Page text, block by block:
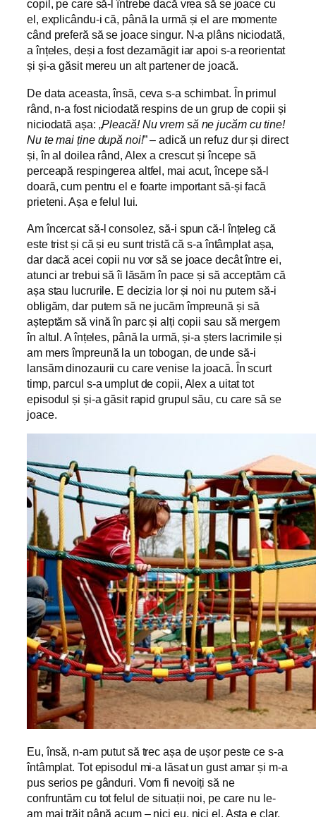
copil, pe care să-l întrebe dacă vrea să se joace cu
el, explicându-i că, până la urmă și el are momente
când preferă să se joace singur. N-a plâns niciodată,
a înțeles, deși a fost dezamăgit iar apoi s-a reorientat
și și-a găsit mereu un alt partener de joacă.
De data aceasta, însă, ceva s-a schimbat. În primul
rând, n-a fost niciodată respins de un grup de copii și
niciodată așa: „Pleacă! Nu vrem să ne jucăm cu tine!
Nu te mai ține după noi!” – adică un refuz dur și direct
și, în al doilea rând, Alex a crescut și începe să
perceapă respingerea altfel, mai acut, începe să-l
doară, cum pentru el e foarte important să-și facă
prieteni. Așa e felul lui.
Am încercat să-l consolez, să-i spun că-l înțeleg că
este trist și că și eu sunt tristă că s-a întâmplat așa,
dar dacă acei copii nu vor să se joace decât între ei,
atunci ar trebui să îi lăsăm în pace și să acceptăm că
așa stau lucrurile. E decizia lor și noi nu putem să-i
obligăm, dar putem să ne jucăm împreună și să
așteptăm să vină în parc și alți copii sau să mergem
în altul. A înțeles, până la urmă, și-a șters lacrimile și
am mers împreună la un tobogan, de unde să-i
lansăm dinozaurii cu care venise la joacă. În scurt
timp, parcul s-a umplut de copii, Alex a uitat tot
episodul și și-a găsit rapid grupul său, cu care să se
joace.
Eu, însă, n-am putut să trec așa de ușor peste ce s-a
întâmplat. Tot episodul mi-a lăsat un gust amar și m-a
pus serios pe gânduri. Vom fi nevoiți să ne
confruntăm cu tot felul de situații noi, pe care nu le-
am mai trăit până acum – nici eu, nici el. Asta e clar.